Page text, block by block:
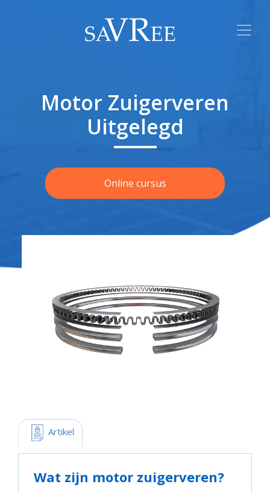
Motor Zuigerveren
Uitgelegd
Online cursus
Artikel
Wat zijn motor zuigerveren?